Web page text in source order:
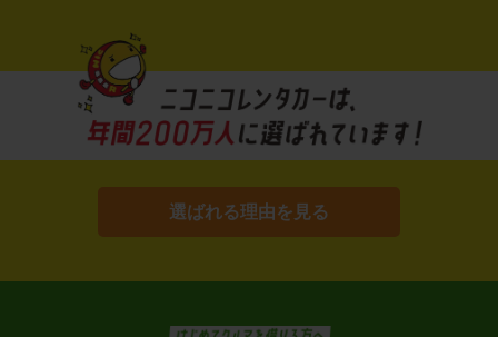
選ばれる理由を見る